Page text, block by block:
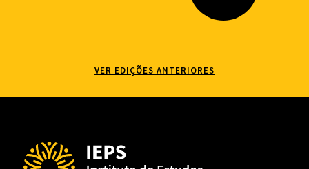
VER EDIÇÕES ANTERIORES